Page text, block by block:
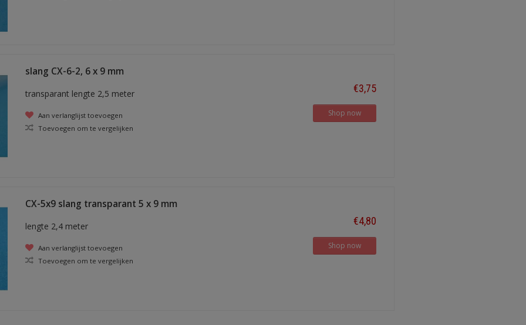
slang CX-6-2, 6 x 9 mm
transparant lengte 2,5 meter
Aan verlanglijst toevoegen
Toevoegen om te vergelijken
€3,75
Shop now
CX-5x9 slang transparant 5 x 9 mm
lengte 2,4 meter
Aan verlanglijst toevoegen
Toevoegen om te vergelijken
€4,80
Shop now